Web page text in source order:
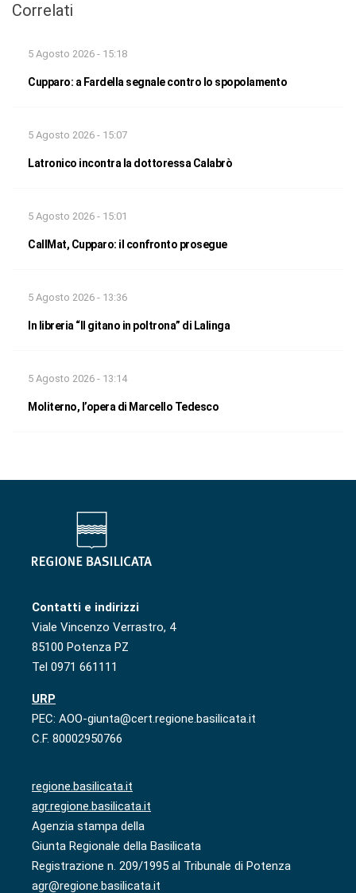
Correlati
5 Agosto 2026 - 15:18
Cupparo: a Fardella segnale contro lo spopolamento
5 Agosto 2026 - 15:07
Latronico incontra la dottoressa Calabrò
5 Agosto 2026 - 15:01
CallMat, Cupparo: il confronto prosegue
5 Agosto 2026 - 13:36
In libreria “Il gitano in poltrona” di Lalinga
5 Agosto 2026 - 13:14
Moliterno, l’opera di Marcello Tedesco
Contatti e indirizzi
Viale Vincenzo Verrastro, 4
85100 Potenza PZ
Tel 0971 661111
URP
PEC: AOO-giunta@cert.regione.basilicata.it
C.F. 80002950766
regione.basilicata.it
agr.regione.basilicata.it
Agenzia stampa della
Giunta Regionale della Basilicata
Registrazione n. 209/1995 al Tribunale di Potenza
agr@regione.basilicata.it